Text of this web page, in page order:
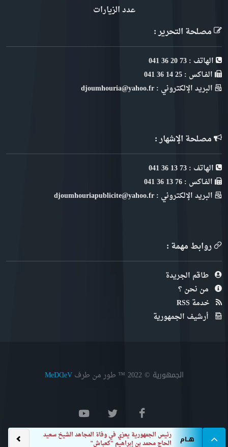
هــام
عدد الزيارات
مصلحة التحرير :
الهاتف : 73 20 36 041
الفـاكس : 25 14 36 041
البريد الإلكتروني : djoumhouria@yahoo.fr
مصلحة الإشهار :
الهاتف : 73 13 36 041
الفـاكس : 76 13 36 041
البريد الإلكتروني : djoumhouriapublicite@yahoo.fr
روابط مهمة :
طاقم الجريدة
من نحن ؟
خدمة RSS
أرشيف الجمهورية
الجمهورية © 2022 ™ طور من طرفMeDⱭeV